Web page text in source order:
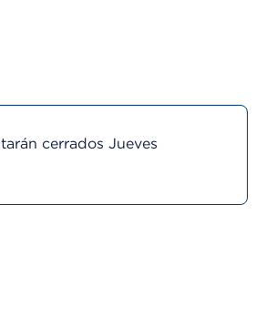
cerrados Jueves